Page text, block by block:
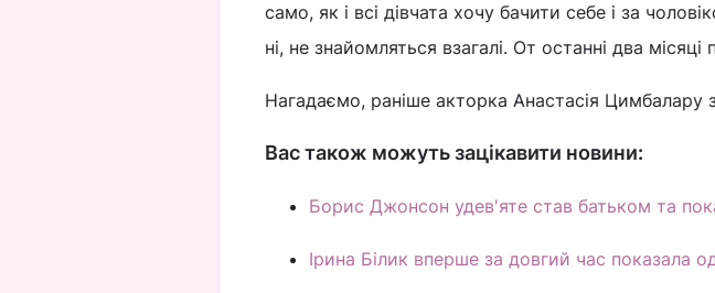
само, як і всі дівчата хочу бачити себе і за
ні, не знайомляться взагалі. От останні два
Нагадаємо, раніше акторка Анастасія Цимбалару
Вас також можуть зацікавити новини:
Борис Джонсон удев'яте став батьком та
Ірина Білик вперше за довгий час показала